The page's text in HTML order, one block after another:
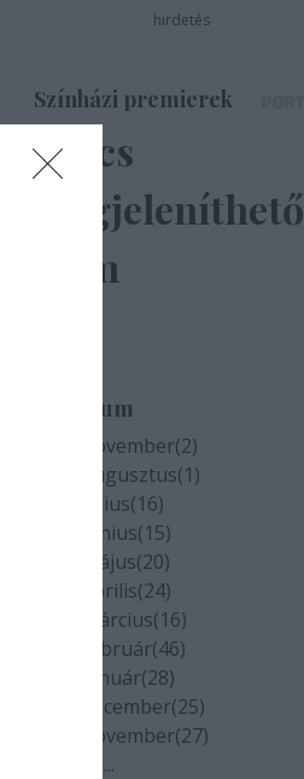
hirdetés
Színházi premierek
Nincs
megjeleníthető
elem
Archívum
2020 november(2)
2020 augusztus(1)
2020 július(16)
2020 június(15)
2020 május(20)
2020 április(24)
2020 március(16)
2020 február(46)
2020 január(28)
2019 december(25)
2019 november(27)
...